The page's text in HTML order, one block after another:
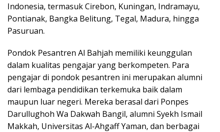
Indonesia, termasuk Cirebon, Kuningan, Indramayu,
Pontianak, Bangka Belitung, Tegal, Madura, hingga
Pasuruan.
Pondok Pesantren Al Bahjah memiliki keunggulan
dalam kualitas pengajar yang berkompeten. Para
pengajar di pondok pesantren ini merupakan alumni
dari lembaga pendidikan terkemuka baik dalam
maupun luar negeri. Mereka berasal dari Ponpes
Darullughoh Wa Dakwah Bangil, alumni Syekh Ismail
Makkah, Universitas Al-Ahgaff Yaman, dan berbagai